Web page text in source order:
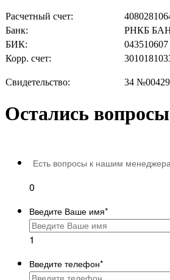
Расчетный счет:
Банк:
РНКБ
БИК:
043510607
Корр. счет:
Свидетельство: 34
Остались
Есть вопросы к нашим
0
Введите Ваше имя*
1
Введите телефон*